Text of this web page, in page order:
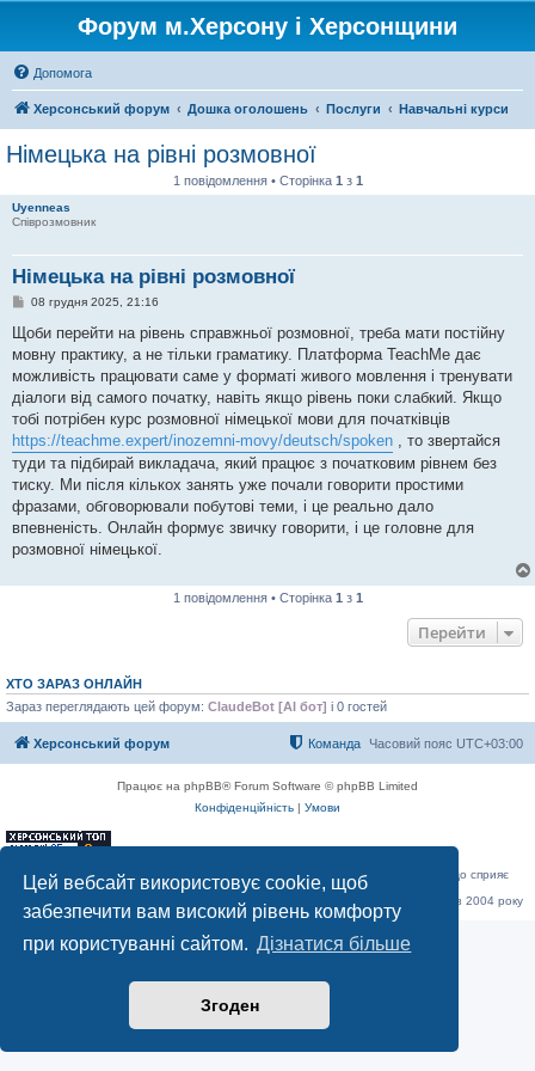
Цей вебсайт використовує cookie, щоб
забезпечити вам високий рівень комфорту
при користуванні сайтом. Дізнатися більше
Згоден
Форум м.Херсону і Херсонщини
Допомога
Херсонський форум Дошка оголошень Послуги Навчальні курси
Німецька на рівні розмовної
1 повідомлення • Сторінка 1 з 1
Uyenneas
Співрозмовник
Німецька на рівні розмовної
П
в
і
д
о
л
е
н
я
08 грудня 2025, 21:16
Щоби перейти на рівень справжньої розмовної, треба мати постійну
мовну практику, а не тільки граматику. Платформа TeachMe дає
можливість працювати саме у форматі живого мовлення і тренувати
діалоги від самого початку, навіть якщо рівень поки слабкий. Якщо
тобі потрібен курс розмовної німецької мови для початківців
https://teachme.expert/inozemni-movy/deutsch/spoken , то звертайся
туди та підбирай викладача, який працює з початковим рівнем без
тиску. Ми після кількох занять уже почали говорити простими
фразами, обговорювали побутові теми, і це реально дало
впевненість. Онлайн формує звичку говорити, і це головне для
розмовної німецької.
1 повідомлення • Сторінка 1 з 1
Перейти
ХТО ЗАРАЗ ОНЛАЙН
Зараз переглядають цей форум: ClaudeBot [AI бот] і 0 гостей
Херсонський форум Часовий пояс UTC+03:00
Команда
Працює на phpBB® Forum Software © phpBB Limited
Конфіденційність | Умови
«Херсонський форум» – приватний, незалежний інтерактивний веб-ресурс, що сприяє
комунікації через глобальну мережу Інтернет.
та приєднуйтесь до дружньої спільноти, яка тут спілкується з 2004 року
до сьогодні. © Всі права захищені.